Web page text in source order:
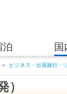
泊 国
＞ ビジネス・出張旅行・
）